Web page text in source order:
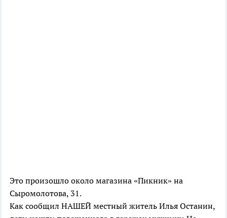
Это произошло около магазина «Пикник» на
Сыромолотова, 31.
Как сообщил НАШЕЙ местный житель Илья Останин,